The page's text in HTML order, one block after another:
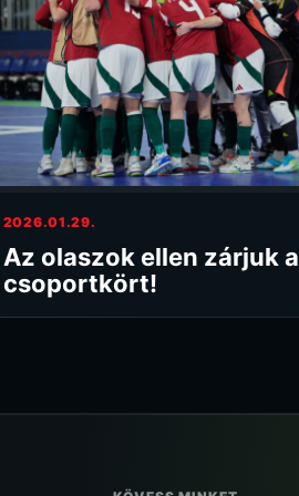
2026.01.29.
Az olaszok ellen zárjuk a
csoportkört!